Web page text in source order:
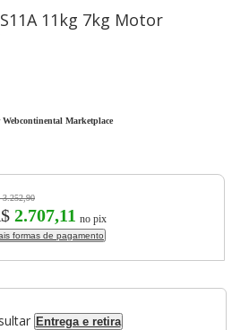
11kg 7kg Motor
Webcontinental Marketplace
3.252,90
2.707,11 no pix
formas de pagamento
Entrega e retira